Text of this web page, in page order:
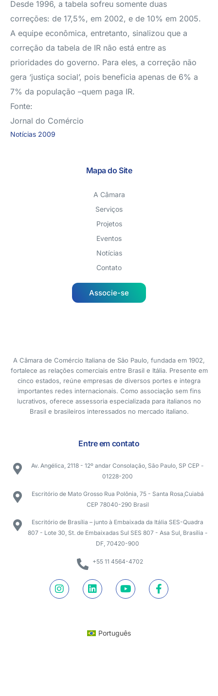
Desde 1996, a tabela sofreu somente duas
correções: de 17,5%, em 2002, e de 10% em 2005.
A equipe econômica, entretanto, sinalizou que a
correção da tabela de IR não está entre as
prioridades do governo. Para eles, a correção não
gera ‘justiça social’, pois beneficia apenas de 6% a
7% da população –quem paga IR.
Fonte:
Jornal do Comércio
Notícias 2009
Mapa do Site
A Câmara
Serviços
Projetos
Eventos
Notícias
Contato
Associe-se
A Câmara de Comércio Italiana de São Paulo, fundada em 1902,
fortalece as relações comerciais entre Brasil e Itália. Presente em
cinco estados, reúne empresas de diversos portes e integra
importantes redes internacionais. Como associação sem fins
lucrativos, oferece assessoria especializada para italianos no
Brasil e brasileiros interessados no mercado italiano.
Entre em contato
Av. Angélica, 2118 - 12º andar Consolação, São Paulo, SP CEP -
01228-200
Escritório de Mato Grosso Rua Polônia, 75 - Santa Rosa,Cuiabá
CEP 78040-290 Brasil
Escritório de Brasília – junto à Embaixada da Itália SES-Quadra
807 - Lote 30, St. de Embaixadas Sul SES 807 - Asa Sul, Brasília -
DF, 70420-900
+55 11 4564-4702
Português